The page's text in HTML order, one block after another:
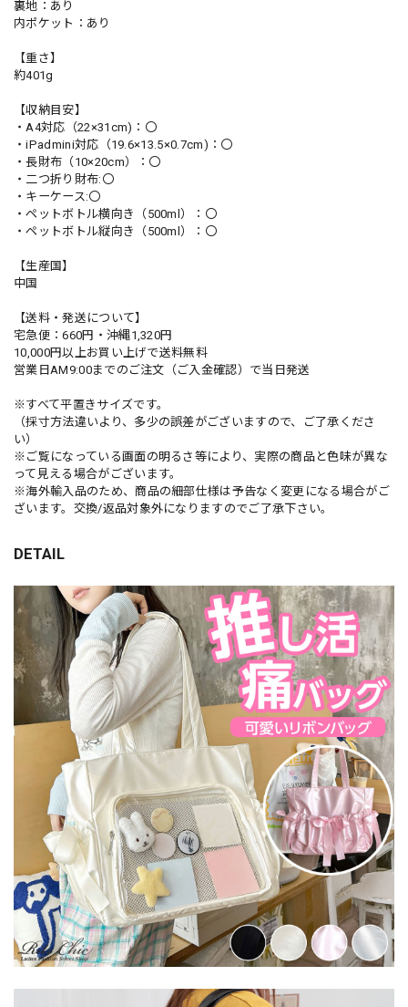
裏地：あり
内ポケット：あり
【重さ】
約401g
【収納目安】
・A4対応（22×31cm)：〇
・iPadmini対応（19.6×13.5×0.7cm)：〇
・長財布（10×20cm）：〇
・二つ折り財布:〇
・キーケース:〇
・ペットボトル横向き（500ml）：〇
・ペットボトル縦向き（500ml）：〇
【生産国】
中国
【送料・発送について】
宅急便：660円・沖縄1,320円
10,000円以上お買い上げで送料無料
営業日AM9:00までのご注文（ご入金確認）で当日発送
※すべて平置きサイズです。
（採寸方法違いより、多少の誤差がございますので、ご了承くださ
い）
※ご覧になっている画面の明るさ等により、実際の商品と色味が異な
って見える場合がございます。
※海外輸入品のため、商品の細部仕様は予告なく変更になる場合がご
ざいます。交換/返品対象外になりますのでご了承下さい。
DETAIL